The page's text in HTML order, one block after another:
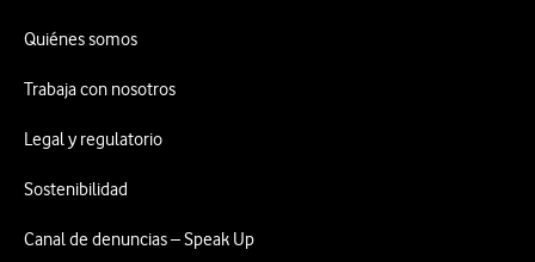
Quiénes somos
Trabaja con nosotros
Legal y regulatorio
Sostenibilidad
Canal de denuncias – Speak Up